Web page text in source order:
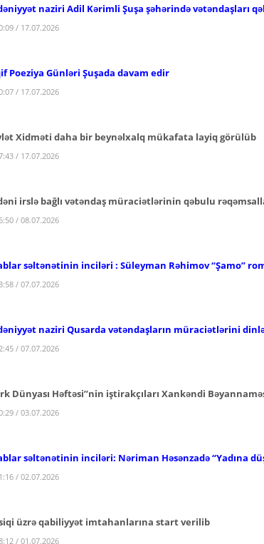
naziri Adil Kərimli Şuşa şəhərində vətəndaşları
/ 17.07.2026
Poeziya Günləri Şuşada davam edir
/ 17.07.2026
Xidməti daha bir beynəlxalq mükafata layiq görülüb
/ 17.07.2026
irslə bağlı vətəndaş müraciətlərinin qəbulu
/ 08.07.2026
səltənətinin inciləri : Süleyman Rəhimov“Şamo”
/ 07.07.2026
naziri Qusarda vətəndaşların müraciətlərini
/ 07.07.2026
Dünyası Həftəsi”nin iştirakçıları Xankəndi
/ 03.07.2026
səltənətinin inciləri: Nəriman Həsənzadə “Yadına
/ 02.07.2026
üzrə qabiliyyət imtahanlarına start verilib
/ 01.07.2026